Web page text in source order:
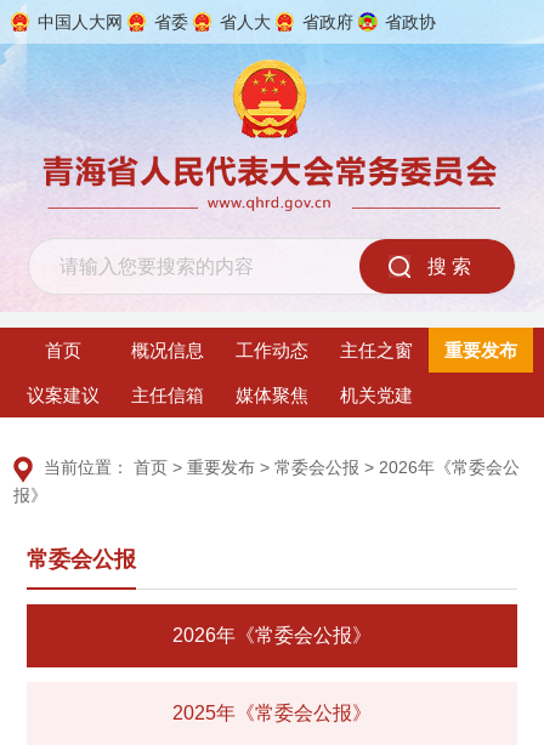
中国人大网 省委 省人大 省政府 省政协
首页 概况信息 工作动态 主任之窗 重要发布
议案建议 主任信箱 媒体聚焦 机关党建
当前位置：首页 >重要发布 >常委会公报 >2026年《常委会公
报》
常委会公报
2026年《常委会公报》
2025年《常委会公报》